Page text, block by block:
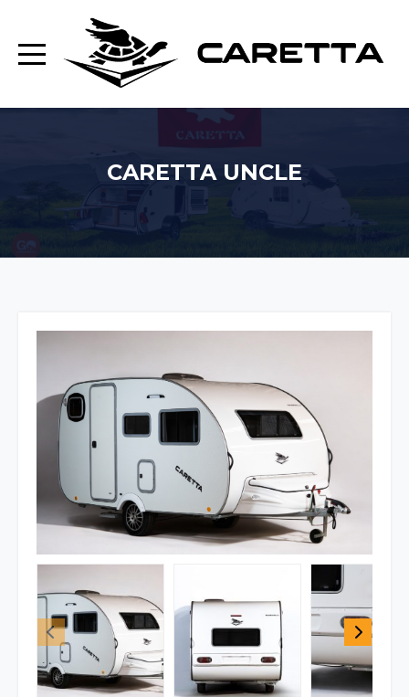
CARETTA UNCLE